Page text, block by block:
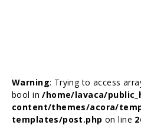
Warning: Trying to access
bool in/home/lavaca/
content/themes/acora/
templates/post.php on line